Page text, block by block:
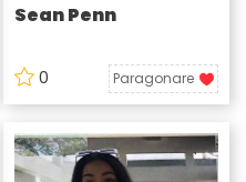
Sean Penn
0 Paragonare